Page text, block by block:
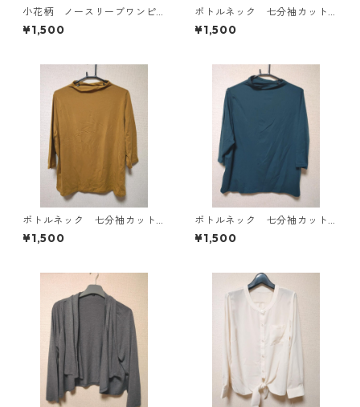
小花柄 ノースリーブワンピ
ース ４Ｌ ブラック KAE-
4819
¥1,500
ボトルネック 七分袖カット
ソー ４Ｌ マスタード KA
E-4818
¥1,500
ボトルネック 七分袖カット
ソー ４Ｌ マスタード KA
E-4816
¥1,500
ボトルネック 七分袖カット
ソー ４Ｌ ティールグリー
ン KAE-4815
¥1,500